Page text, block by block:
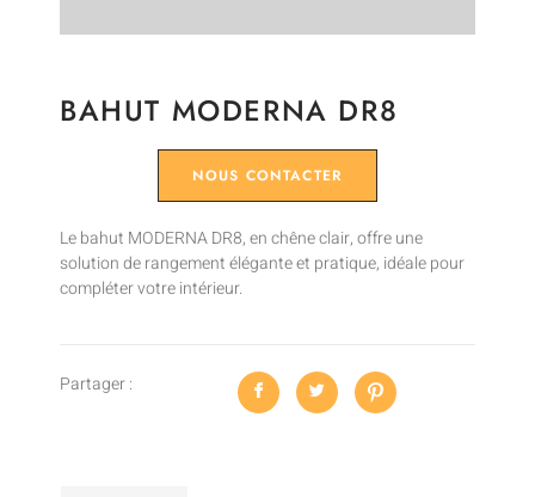
BAHUT MODERNA DR8
NOUS CONTACTER
Le bahut MODERNA DR8, en chêne clair, offre une
solution de rangement élégante et pratique, idéale pour
compléter votre intérieur.
Partager :